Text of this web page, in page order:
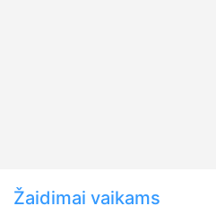
Žaidimai vaikams